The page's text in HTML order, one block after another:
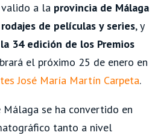
a la provincia de Málaga
rodajes de películas y series, y
34 edición de los Premios
el próximo 25 de enero en
José María Martín Carpeta.
se ha convertido en
tanto a nivel